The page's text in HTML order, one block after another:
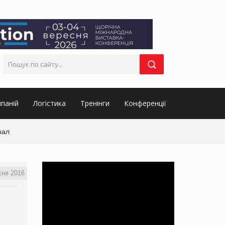
Логістика Тренінги Конференції
2016